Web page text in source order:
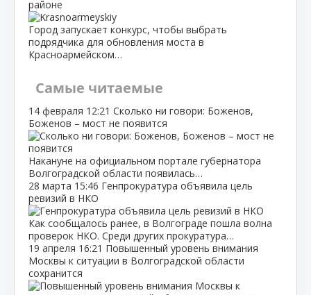
районе
Город запускает конкурс, чтобы выбрать
подрядчика для обновления моста в
Красноармейском…
Самые читаемые
14 февраля 12:21 Сколько ни говори: Боженов,
Боженов – мост не появится
Накануне на официальном портале губернатора
Волгоградской области появилась…
28 марта 15:46 Генпрокуратура объявила цель
ревизий в НКО
Как сообщалось ранее, в Волгограде пошла волна
проверок НКО. Среди других прокуратура…
19 апреля 16:21 Повышенный уровень внимания
Москвы к ситуации в Волгоградской области
сохранится